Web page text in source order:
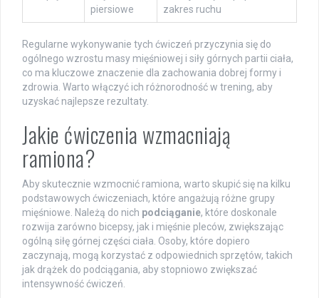
piersiowe
zakres ruchu
Regularne wykonywanie tych ćwiczeń przyczynia się do
ogólnego wzrostu masy mięśniowej i siły górnych partii ciała,
co ma kluczowe znaczenie dla zachowania dobrej formy i
zdrowia. Warto włączyć ich różnorodność w trening, aby
uzyskać najlepsze rezultaty.
Jakie ćwiczenia wzmacniają
ramiona?
Aby skutecznie wzmocnić ramiona, warto skupić się na kilku
podstawowych ćwiczeniach, które angażują różne grupy
mięśniowe. Należą do nich podciąganie, które doskonale
rozwija zarówno bicepsy, jak i mięśnie pleców, zwiększając
ogólną siłę górnej części ciała. Osoby, które dopiero
zaczynają, mogą korzystać z odpowiednich sprzętów, takich
jak drążek do podciągania, aby stopniowo zwiększać
intensywność ćwiczeń.